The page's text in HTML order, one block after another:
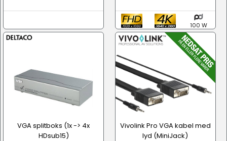
100 W
VGA splitboks (1x -> 4x
HDsub15)
Vivolink Pro VGA kabel med
lyd (MiniJack)